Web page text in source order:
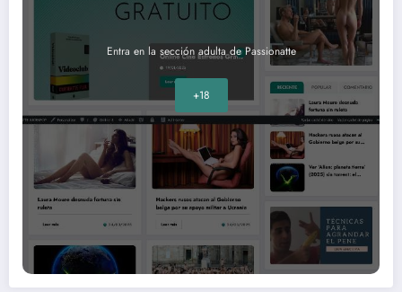
Entra en la sección adulta de Passionatte
+18